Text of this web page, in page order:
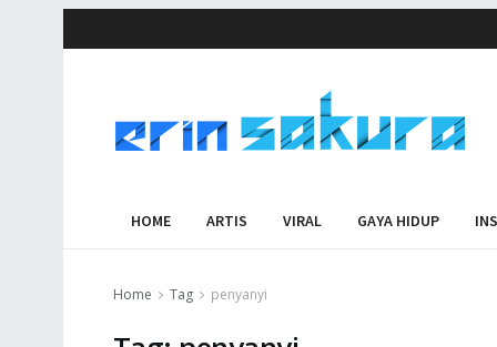
HOME ARTIS VIRAL GAYA HIDUP
Home Tag penyanyi